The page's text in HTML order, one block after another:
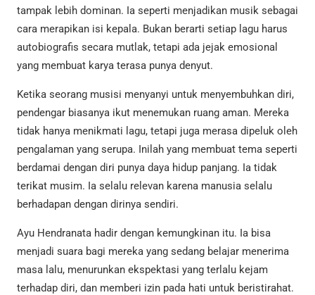
tampak lebih dominan. Ia seperti menjadikan musik sebagai
cara merapikan isi kepala. Bukan berarti setiap lagu harus
autobiografis secara mutlak, tetapi ada jejak emosional
yang membuat karya terasa punya denyut.
Ketika seorang musisi menyanyi untuk menyembuhkan diri,
pendengar biasanya ikut menemukan ruang aman. Mereka
tidak hanya menikmati lagu, tetapi juga merasa dipeluk oleh
pengalaman yang serupa. Inilah yang membuat tema seperti
berdamai dengan diri punya daya hidup panjang. Ia tidak
terikat musim. Ia selalu relevan karena manusia selalu
berhadapan dengan dirinya sendiri.
Ayu Hendranata hadir dengan kemungkinan itu. Ia bisa
menjadi suara bagi mereka yang sedang belajar menerima
masa lalu, menurunkan ekspektasi yang terlalu kejam
terhadap diri, dan memberi izin pada hati untuk beristirahat.